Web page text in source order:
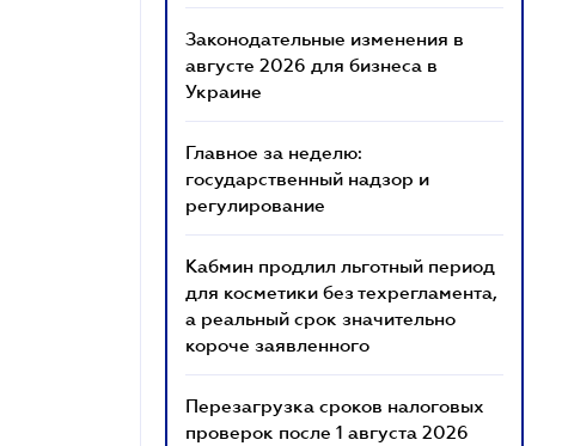
Законодательные изменения в
августе 2026 для бизнеса в
Украине
Главное за неделю:
государственный надзор и
регулирование
Кабмин продлил льготный период
для косметики без техрегламента,
а реальный срок значительно
короче заявленного
Перезагрузка сроков налоговых
проверок после 1 августа 2026